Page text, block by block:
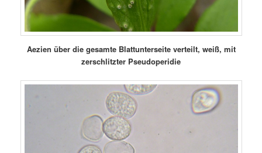
Aezien über die gesamte Blattunterseite verteilt, weiß, mit
zerschlitzter Pseudoperidie